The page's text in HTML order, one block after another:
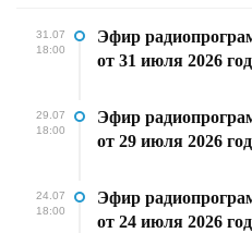
31.07
18:00
Эфир
от 31 июля 2026
29.07
18:00
Эфир
от 29 июля 2026
24.07
18:00
Эфир
от 24 июля 2026